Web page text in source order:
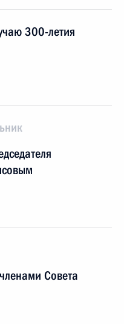
300-летия
Совета